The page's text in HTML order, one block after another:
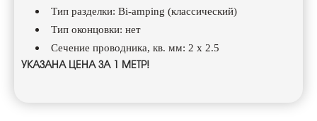
Тип разделки: Bi-amping (классический)
Тип оконцовки: нет
Сечение проводника, кв. мм: 2 х 2.5
УКАЗАНА ЦЕНА ЗА 1 МЕТР!